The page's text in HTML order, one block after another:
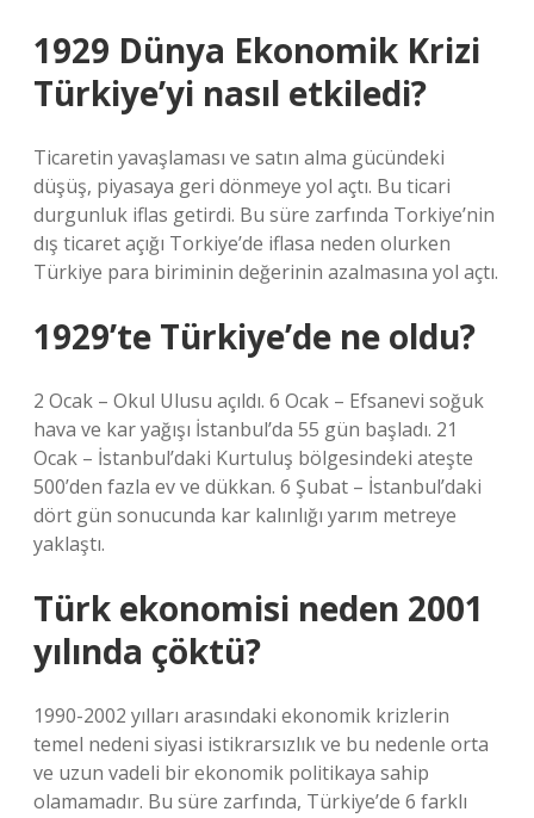
1929 Dünya Ekonomik Krizi
Türkiye’yi nasıl etkiledi?
Ticaretin yavaşlaması ve satın alma gücündeki
düşüş, piyasaya geri dönmeye yol açtı. Bu ticari
durgunluk iflas getirdi. Bu süre zarfında Torkiye’nin
dış ticaret açığı Torkiye’de iflasa neden olurken
Türkiye para biriminin değerinin azalmasına yol açtı.
1929’te Türkiye’de ne oldu?
2 Ocak – Okul Ulusu açıldı. 6 Ocak – Efsanevi soğuk
hava ve kar yağışı İstanbul’da 55 gün başladı. 21
Ocak – İstanbul’daki Kurtuluş bölgesindeki ateşte
500’den fazla ev ve dükkan. 6 Şubat – İstanbul’daki
dört gün sonucunda kar kalınlığı yarım metreye
yaklaştı.
Türk ekonomisi neden 2001
yılında çöktü?
1990-2002 yılları arasındaki ekonomik krizlerin
temel nedeni siyasi istikrarsızlık ve bu nedenle orta
ve uzun vadeli bir ekonomik politikaya sahip
olamamadır. Bu süre zarfında, Türkiye’de 6 farklı